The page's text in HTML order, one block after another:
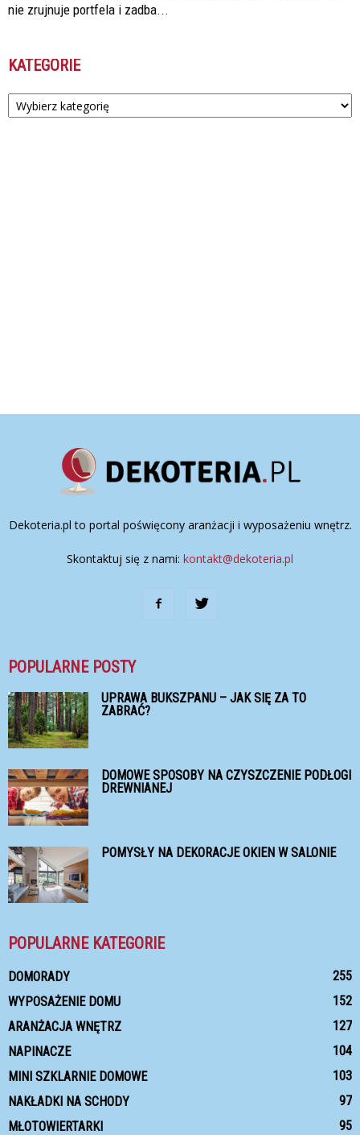
nie zrujnuje portfela i zadba...
KATEGORIE
Kategorie
Dekoteria.pl to portal poświęcony aranżacji i wyposażeniu wnętrz.
Skontaktuj się z nami: kontakt@dekoteria.pl
POPULARNE POSTY
UPRAWA BUKSZPANU – JAK SIĘ ZA TO
ZABRAĆ?
DOMOWE SPOSOBY NA CZYSZCZENIE PODŁOGI
DREWNIANEJ
POMYSŁY NA DEKORACJE OKIEN W SALONIE
POPULARNE KATEGORIE
DOMORADY
255
WYPOSAŻENIE DOMU
152
ARANŻACJA WNĘTRZ
127
NAPINACZE
104
MINI SZKLARNIE DOMOWE
103
NAKŁADKI NA SCHODY
97
MŁOTOWIERTARKI
95